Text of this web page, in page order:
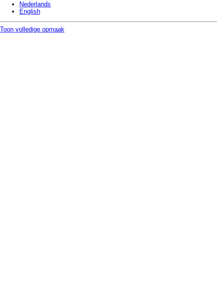
Nederlands
English
Toon volledige opmaak